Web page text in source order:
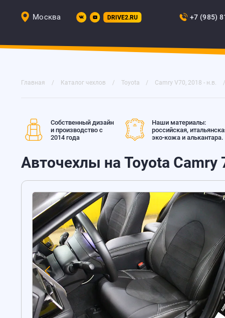
Москва DRIVE2.RU +7 (985)
Главная Каталог чехлов Toyota Camry V70, 2018 - н.в.
Собственный дизайн
и производство с
2014 года
Наши материалы:
российская,
эко-кожа и алькантара.
Авточехлы на Toyota Camry